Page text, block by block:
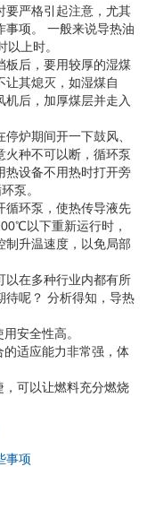
要严格引起注意，尤其
事项。 一般来说导热油
上时。
板后，要用较厚的湿煤
让其熄灭，如湿煤自
后，加厚煤层并走入
炉期间开一下鼓风、
火种不可以断，循环泵
热设备不用热时打开旁
泵。
循环泵，使热传导液先
以下重新运行时，
制升温速度，以免局部
以在多种行业内都有所
待呢？ 分析得知，导热
安全性高。
适应能力非常强，体
可以让燃料充分燃烧
事项